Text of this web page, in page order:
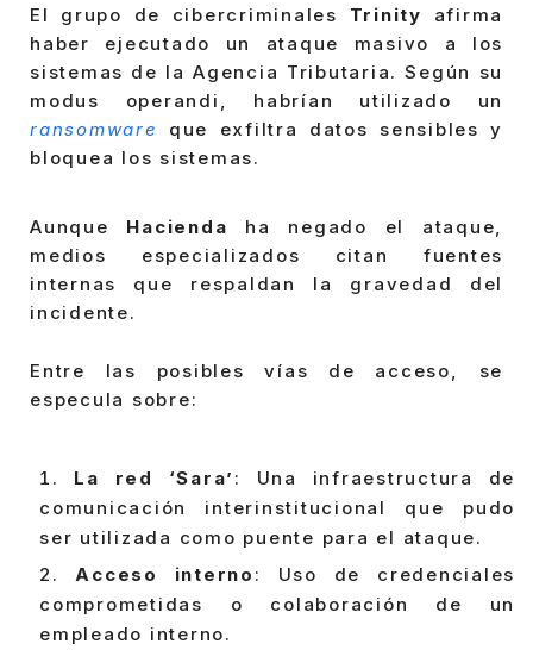
El grupo de cibercriminales Trinity afirma
haber ejecutado un ataque masivo a los
sistemas de la Agencia Tributaria. Según su
modus operandi, habrían utilizado un
ransomware
que exfiltra datos sensibles y
bloquea los sistemas.
Aunque Hacienda ha negado el ataque,
medios especializados citan fuentes
internas que respaldan la gravedad del
incidente.
Entre las posibles vías de acceso, se
especula sobre:
La red ‘Sara’ : Una infraestructura de
comunicación interinstitucional que pudo
ser utilizada como puente para el ataque.
Acceso interno : Uso de credenciales
comprometidas o colaboración de un
empleado interno.